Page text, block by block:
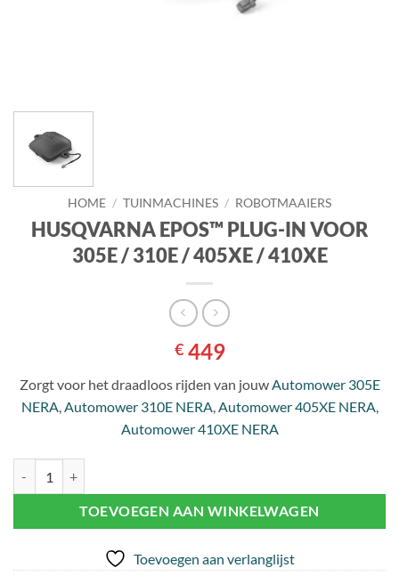
HOME / TUINMACHINES / ROBOTMAAIERS
HUSQVARNA EPOS™ PLUG-IN VOOR
305E / 310E / 405XE / 410XE
€449
Zorgt voor het draadloos rijden van jouwAutomower 305E
NERA,Automower 310E NERA,Automower 405XE NERA,
Automower 410XE NERA
TOEVOEGEN AAN WINKELWAGEN
Toevoegen aan verlanglijst